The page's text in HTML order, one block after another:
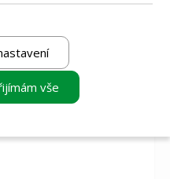
vyplňový
vlastnosťami
distálneho
vyplniť metódou
až do hrúbky 4 mm.
vše